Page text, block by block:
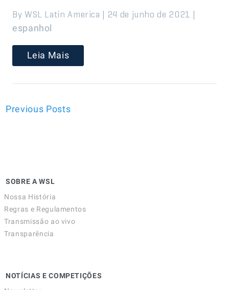
By WSL Latin America | 24 de junho de 2021 |
espanhol
Leia Mais
Previous Posts
SOBRE A WSL
Nossa História
Regras e Regulamentos
Transmissão ao vivo
Transparência
NOTÍCIAS E COMPETIÇÕES